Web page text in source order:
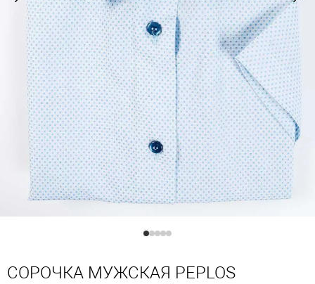
СОРОЧКА МУЖСКАЯ PEPLOS